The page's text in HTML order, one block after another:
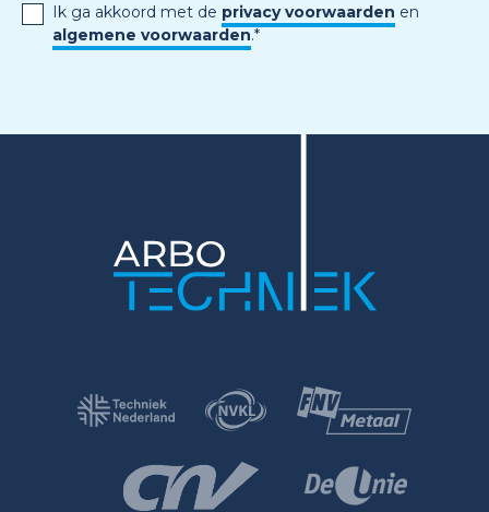
Ik ga akkoord met de privacy voorwaarden en
algemene voorwaarden.*